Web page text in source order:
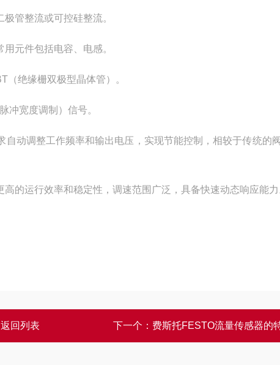
管整流或可控硅整流。
元件包括电容、电感。
绝缘栅双极型晶体管）。
冲宽度调制）信号。
动调整工作频率和输出电压，实现节能控制，相较于传统的
的运行效率和稳定性，调速范围广泛，具备快速动态响应能
返回列表 下一个： 费斯托FESTO流量传感器的